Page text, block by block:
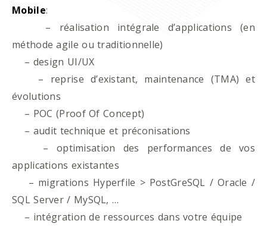
Mobile:
– réalisation intégrale d’applications (en
méthode agile ou traditionnelle)
– design UI/UX
– reprise d’existant, maintenance (TMA) et
évolutions
– POC (Proof Of Concept)
– audit technique et préconisations
– optimisation des performances de vos
applications existantes
– migrations Hyperfile > PostGreSQL / Oracle /
SQL Server / MySQL, …
– intégration de ressources dans votre équipe